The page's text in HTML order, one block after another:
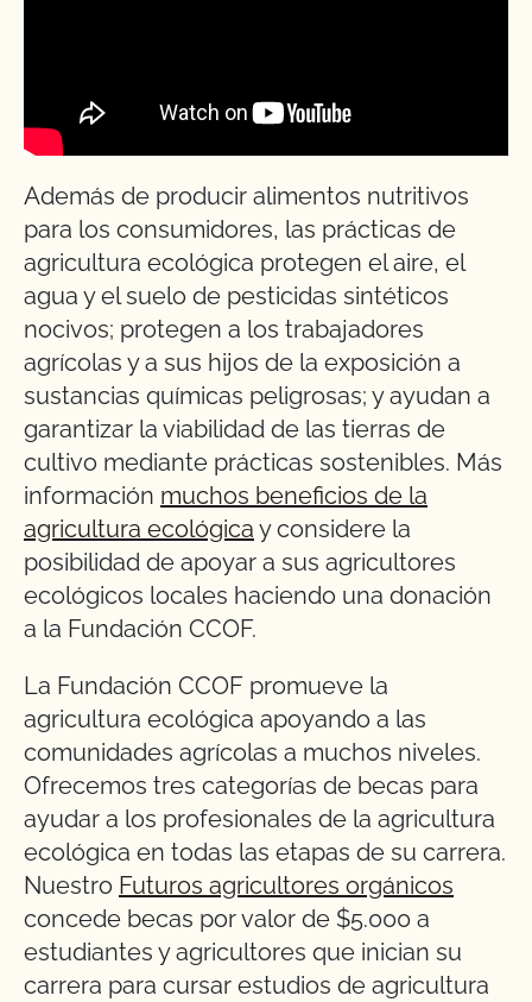
Además de producir alimentos nutritivos
para los consumidores, las prácticas de
agricultura ecológica protegen el aire, el
agua y el suelo de pesticidas sintéticos
nocivos; protegen a los trabajadores
agrícolas y a sus hijos de la exposición a
sustancias químicas peligrosas; y ayudan a
garantizar la viabilidad de las tierras de
cultivo mediante prácticas sostenibles. Más
información muchos beneficios de la
agricultura ecológica y considere la
posibilidad de apoyar a sus agricultores
ecológicos locales haciendo una donación
a la Fundación CCOF.
La Fundación CCOF promueve la
agricultura ecológica apoyando a las
comunidades agrícolas a muchos niveles.
Ofrecemos tres categorías de becas para
ayudar a los profesionales de la agricultura
ecológica en todas las etapas de su carrera.
Nuestro Futuros agricultores orgánicos
concede becas por valor de $5.000 a
estudiantes y agricultores que inician su
carrera para cursar estudios de agricultura